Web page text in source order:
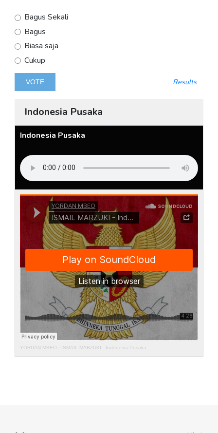
Bagus Sekali
Bagus
Biasa saja
Cukup
Results
Indonesia Pusaka
Indonesia Pusaka
YORDAN MBEO · ISMAIL MARZUKI - Indonesia Pusaka